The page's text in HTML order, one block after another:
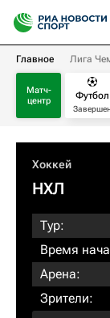
Главное Лига
Матч-
центр
Футбол
Завершен
Хоккей
НХЛ
Тур:
Время
Арена:
Зрители: